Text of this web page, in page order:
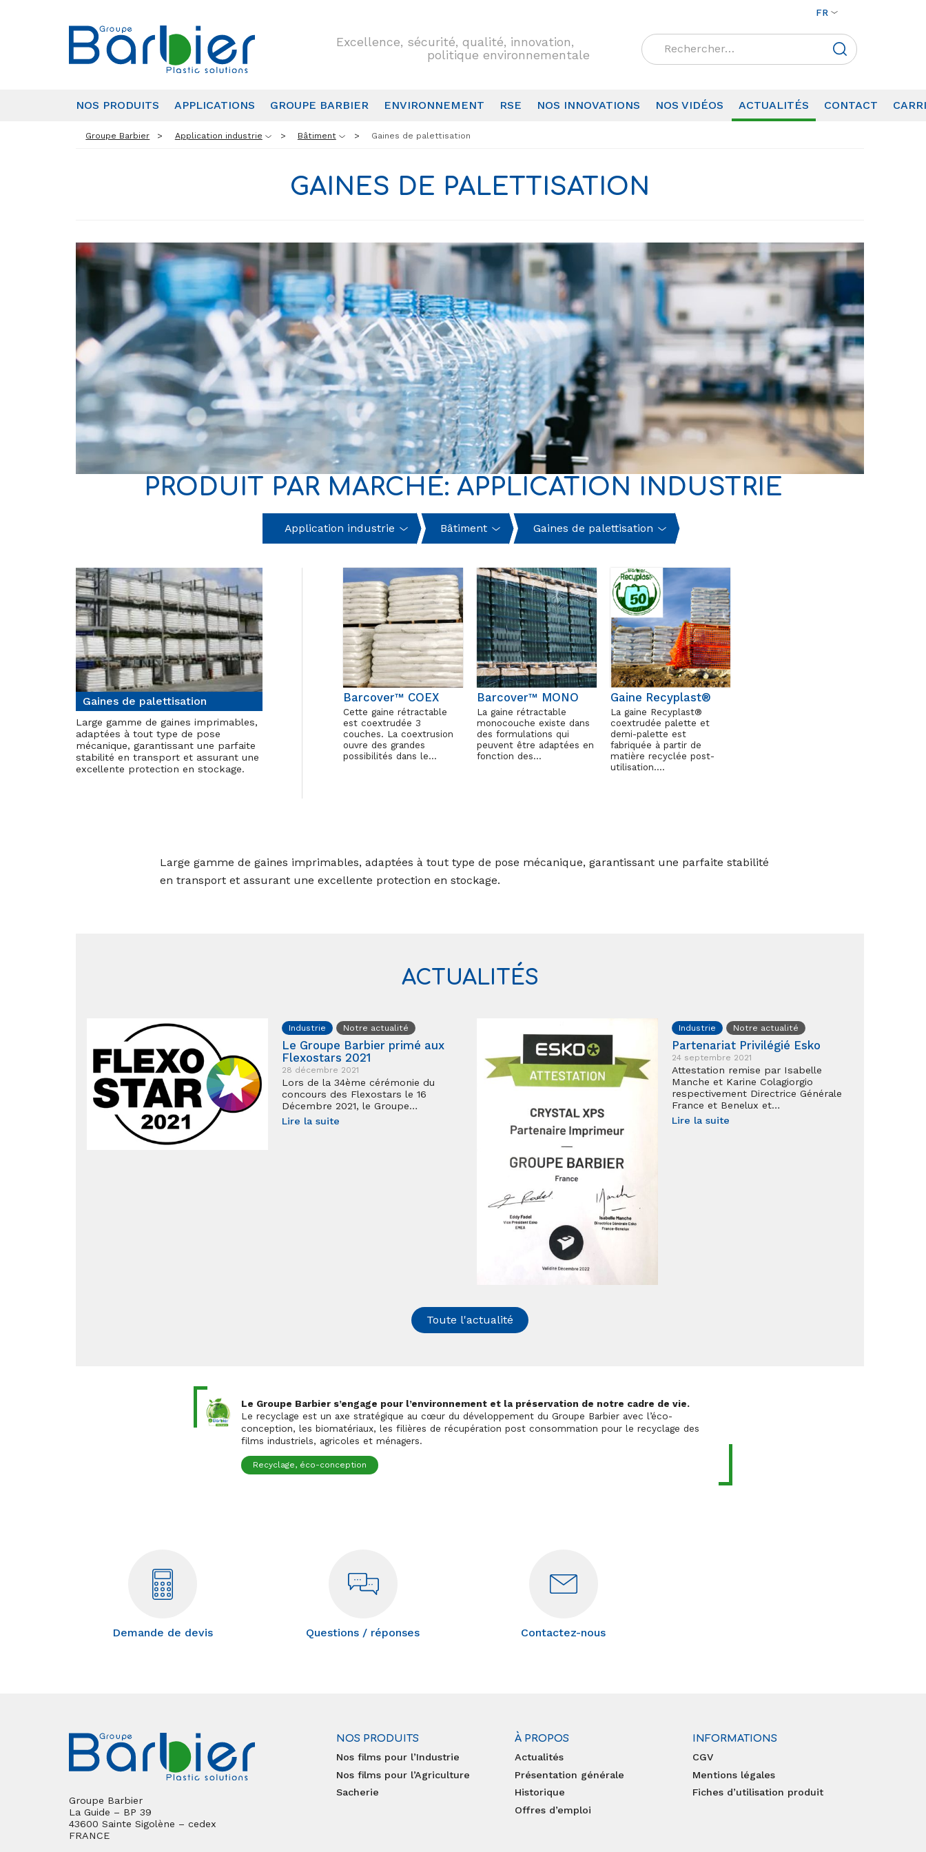
FR
Excellence, sécurité, qualité, innovation,
politique environnementale
Rechercher :
NOS PRODUITS APPLICATIONS GROUPE BARBIER ENVIRONNEMENT RSE NOS INNOVATIONS NOS VIDÉOS ACTUALITÉS CONTACT
Groupe Barbier Application industrie Bâtiment Gaines de palettisation
GAINES DE PALETTISATION
PRODUIT PAR MARCHÉ: APPLICATION INDUSTRIE
Application industrie Bâtiment Gaines de palettisation
Gaines de palettisation
Large gamme de gaines imprimables,
adaptées à tout type de pose
mécanique, garantissant une parfaite
stabilité en transport et assurant une
excellente protection en stockage.
Barcover™ COEX
Cette gaine rétractable
est coextrudée 3
couches. La coextrusion
ouvre des grandes
possibilités dans le…
Barcover™ MONO
La gaine rétractable
monocouche existe dans
des formulations qui
peuvent être adaptées en
fonction des…
Gaine Recyplast®
La gaine Recyplast®
coextrudée palette et
demi-palette est
fabriquée à partir de
matière recyclée post-
utilisation….
Large gamme de gaines imprimables, adaptées à tout type de pose mécanique, garantissant une parfaite stabilité
en transport et assurant une excellente protection en stockage.
ACTUALITÉS
Industrie Notre actualité
Le Groupe Barbier primé aux
Flexostars 2021
28 décembre 2021
Lors de la 34ème cérémonie du
concours des Flexostars le 16
Décembre 2021, le Groupe…
Lire la suite
Industrie Notre actualité
Partenariat Privilégié Esko
24 septembre 2021
Attestation remise par Isabelle
Manche et Karine Colagiorgio
respectivement Directrice Générale
France et Benelux et…
Lire la suite
Toute l'actualité
Le Groupe Barbier s’engage pour l’environnement et la préservation de notre cadre de vie.
Le recyclage est un axe stratégique au cœur du développement du Groupe Barbier avec l’éco-
conception, les biomatériaux, les filières de récupération post consommation pour le recyclage des
films industriels, agricoles et ménagers.
Recyclage, éco-conception
Demande de devis Questions / réponses Contactez-nous
Groupe Barbier
La Guide – BP 39
43600 Sainte Sigolène – cedex
FRANCE
NOS PRODUITS
Nos films pour l’Industrie
Nos films pour l’Agriculture
Sacherie
À PROPOS
Actualités
Présentation générale
Historique
Offres d’emploi
INFORMATIONS
CGV
Mentions légales
Fiches d’utilisation produit